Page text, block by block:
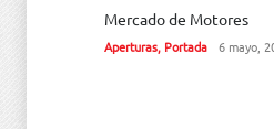
Mercado de Motores
Aperturas, Portada 6 mayo,